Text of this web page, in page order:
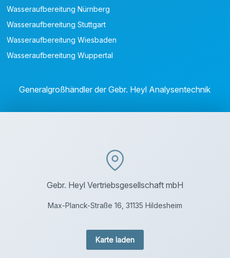
Wasseraufbereitung Nürnberg
Wasseraufbereitung Stuttgart
Wasseraufbereitung Wiesbaden
Wasseraufbereitung Wuppertal
Generalgroßhändler der Gebr. Heyl Analysentechnik
Gebr. Heyl Vertriebsgesellschaft mbH
Max-Planck-Straße 16, 31135 Hildesheim
Karte laden